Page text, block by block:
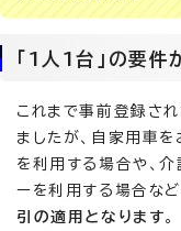
「1人1台」の要
これまで事前登録さ
ましたが、自家用車
を利用する場合や、
ーを利用する場合など
引の適用となります。